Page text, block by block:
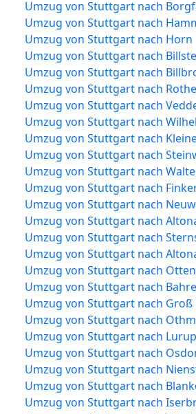
Umzug von Stuttgart nach
Umzug von Stuttgart nach
Umzug von Stuttgart nach Horn
Umzug von Stuttgart nach
Umzug von Stuttgart nach
Umzug von Stuttgart nach
Umzug von Stuttgart nach
Umzug von Stuttgart nach
Umzug von Stuttgart nach
Umzug von Stuttgart nach
Umzug von Stuttgart nach
Umzug von Stuttgart nach
Umzug von Stuttgart nach
Umzug von Stuttgart nach
Umzug von Stuttgart nach
Umzug von Stuttgart nach
Umzug von Stuttgart nach
Umzug von Stuttgart nach
Umzug von Stuttgart nach Groß
Umzug von Stuttgart nach
Umzug von Stuttgart nach Lurup
Umzug von Stuttgart nach
Umzug von Stuttgart nach
Umzug von Stuttgart nach
Umzug von Stuttgart nach